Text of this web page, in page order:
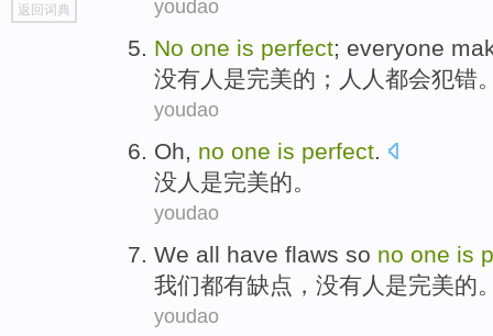
top
返回词典 youdao
No one is perfect; everyone
没有人 是完美的 ； 人人都会犯错
youdao
Oh, no one is perfect.
没人 是完美的。
youdao
We all have flaws so no one is
我们都有缺点 ， 没有人 是完美的
youdao